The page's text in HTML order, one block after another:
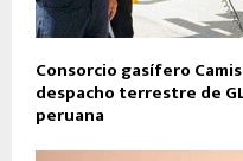
Consorcio gasífero
despacho terrestre de
peruana